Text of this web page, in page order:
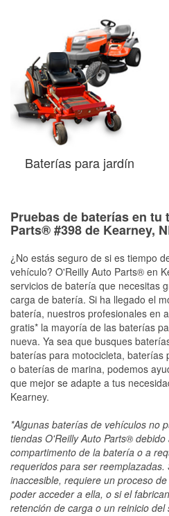
Baterías para jardín
Pruebas de baterías en tu
Parts® #398 de Kearney,
¿No estás seguro de si es tiempo
vehículo? O'Reilly Auto Parts® en
servicios de batería que necesitas
carga de batería. Si ha llegado el
batería, nuestros profesionales en
gratis* la mayoría de las baterías
nueva. Ya sea que busques
baterías para motocicleta, baterías
o baterías de marina, podemos
que mejor se adapte a tus
Kearney.
*Algunas baterías de vehículos no
tiendas O'Reilly Auto Parts®
compartimento de la batería o a
requeridos para ser
inaccesible, requiere un proceso
poder acceder a ella, o si el
retención de carga o un reinicio del